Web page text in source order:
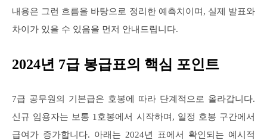
내용은 그런 흐름을 바탕으로 정리한 예측치이며, 실제 발표와
차이가 있을 수 있음을 먼저 안내드립니다.
2024년 7급 봉급표의 핵심 포인트
7급 공무원의 기본급은 호봉에 따라 단계적으로 올라갑니다.
신규 임용자는 보통 1호봉에서 시작하며, 일정 호봉 구간에서
급여가 증가합니다. 아래는 2024년 표에서 확인되는 예시적